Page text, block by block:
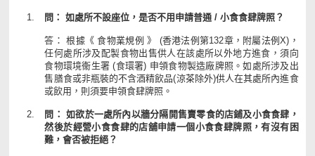
問： 如處所不設座位，是否不用申請普通 / 小食食肆牌照？
答： 根據《 食物業規例 》 (香港法例第132章，附屬法例X)，
任何處所涉及配製食物出售供人在該處所以外地方進食，須向
食物環境衞生署 (食環署) 申領食物製造廠牌照。如處所涉及出
售膳食或非瓶裝的不含酒精飲品(涼茶除外)供人在其處所內進食
或飲用，則須要申領食肆牌照。
問： 如欲於一處所內以牆分隔開售賣零食的店鋪及小食食肆，
然後於經營小食食肆的店舖申請一個小食食肆牌照，有沒有困
難，會否被拒絕？